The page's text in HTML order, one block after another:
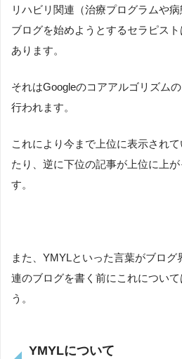
リハビリ関連（治療プログラムや
ブログを始めようとするセラピス
あります。
それはGoogleのコアアルゴリズム
行われます。
これにより今まで上位に表示され
たり、逆に下位の記事が上位に上
す。
また、YMYLといった言葉がブロ
連のブログを書く前にこれについ
う。
YMYLについて